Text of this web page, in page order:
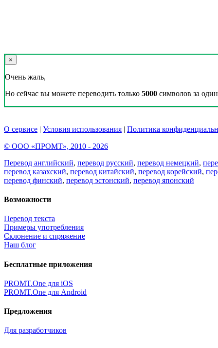
×
Очень жаль,
Но сейчас вы можете переводить только 5000 символов за один
О сервисе | Условия использования | Политика
© ООО «ПРОМТ», 2010 - 2026
Перевод английский, перевод русский, перевод немецкий,
перевод казахский, перевод китайский, перевод корейский,
перевод финский, перевод эстонский, перевод японский
Возможности
Перевод текста
Примеры употребления
Склонение и спряжение
Наш блог
Бесплатные приложения
PROMT.One для iOS
PROMT.One для Android
Предложения
Для разработчиков